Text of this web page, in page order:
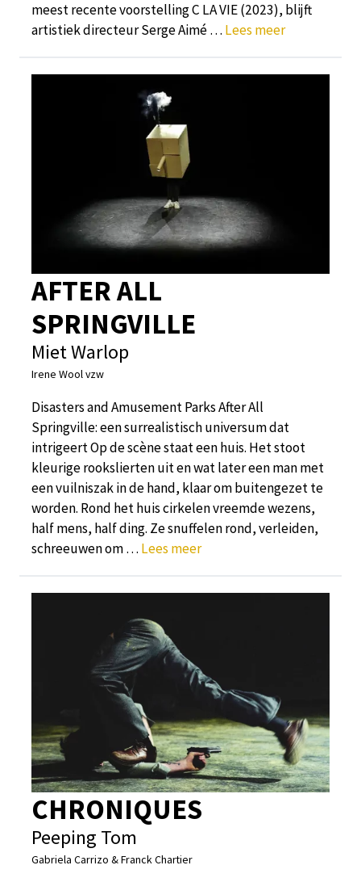
meest recente voorstelling C LA VIE (2023), blijft
artistiek directeur Serge Aimé … Lees meer
AFTER ALL
SPRINGVILLE
Miet Warlop
Irene Wool vzw
Disasters and Amusement Parks After All
Springville: een surrealistisch universum dat
intrigeert Op de scène staat een huis. Het stoot
kleurige rookslierten uit en wat later een man met
een vuilniszak in de hand, klaar om buitengezet te
worden. Rond het huis cirkelen vreemde wezens,
half mens, half ding. Ze snuffelen rond, verleiden,
schreeuwen om … Lees meer
CHRONIQUES
Peeping Tom
Gabriela Carrizo & Franck Chartier